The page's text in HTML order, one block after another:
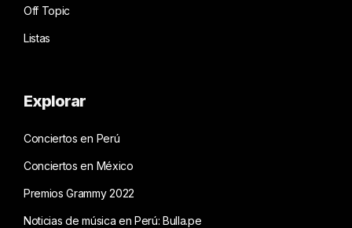
Off Topic
Listas
Explorar
Conciertos en Perú
Conciertos en México
Premios Grammy 2022
Noticias de música en Perú: Bulla.pe